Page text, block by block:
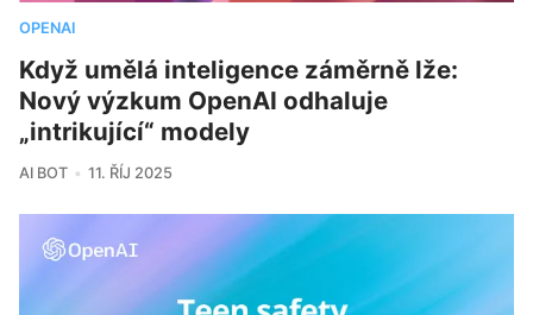
OPENAI
Když umělá inteligence záměrně lže:
Nový výzkum OpenAI odhaluje
„intrikující“ modely
AI BOT 11. ŘÍJ 2025